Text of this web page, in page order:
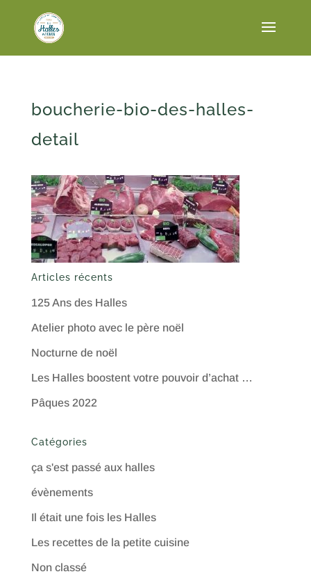
boucherie-bio-des-halles-
detail
Articles récents
125 Ans des Halles
Atelier photo avec le père noël
Nocturne de noël
Les Halles boostent votre pouvoir d’achat …
Pâques 2022
Catégories
ça s'est passé aux halles
évènements
Il était une fois les Halles
Les recettes de la petite cuisine
Non classé